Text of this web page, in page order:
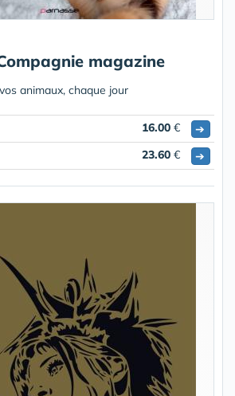
magazine
animaux, chaque jour
16.00 €
➔
23.60 € ➔